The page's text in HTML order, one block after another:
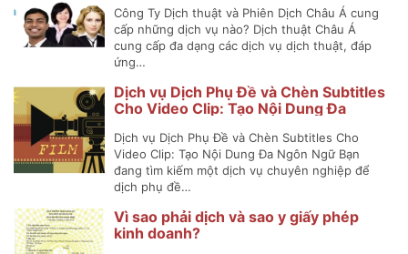
Công Ty Dịch thuật và Phiên Dịch Châu Á cung
cấp những dịch vụ nào? Dịch thuật Châu Á
cung cấp đa dạng các dịch vụ dịch thuật, đáp
ứng…
Dịch vụ Dịch Phụ Đề và Chèn Subtitles
Cho Video Clip: Tạo Nội Dung Đa
Dịch vụ Dịch Phụ Đề và Chèn Subtitles Cho
Video Clip: Tạo Nội Dung Đa Ngôn Ngữ Bạn
đang tìm kiếm một dịch vụ chuyên nghiệp để
dịch phụ đề…
Vì sao phải dịch và sao y giấy phép
kinh doanh?